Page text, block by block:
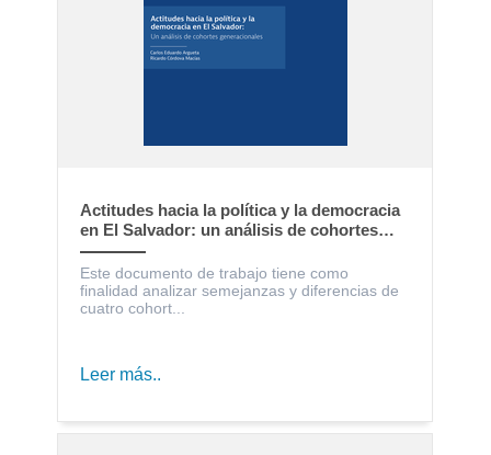
Actitudes hacia la política y la democracia
en El Salvador: un análisis de cohortes
generacionales
Este documento de trabajo tiene como
finalidad analizar semejanzas y diferencias de
cuatro cohort...
Leer más..